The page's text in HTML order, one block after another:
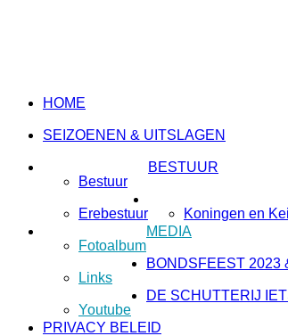
HOME
SEIZOENEN & UITSLAGEN
BESTUUR
Bestuur
Erebestuur
Koningen en
MEDIA
Fotoalbum
Links
Youtube
BONDSFEEST 2023
DE SCHUTTERIJ
PRIVACY BELEID